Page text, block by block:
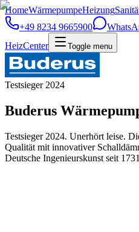
HomeWärmepumpeHeizung
+49 8234 9665900
HeizCenter
Toggle menu
Testsieger 2024
Buderus
Testsieger 2024. Unerhört leise.
Qualität mit innovativer
Deutsche Ingenieurskunst seit